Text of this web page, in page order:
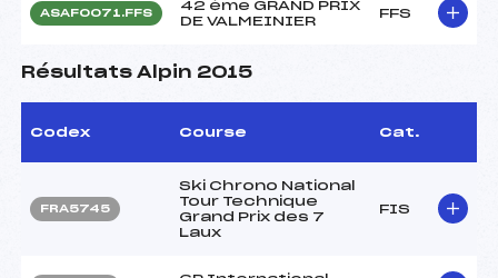
ASAF0071.FFS
42 ème GRAND PRIX
DE VALMEINIER
FFS
Résultats Alpin 2015
Codex Course Cat.
FRA5745
Ski Chrono National
Tour Technique
Grand Prix des 7
Laux
FIS